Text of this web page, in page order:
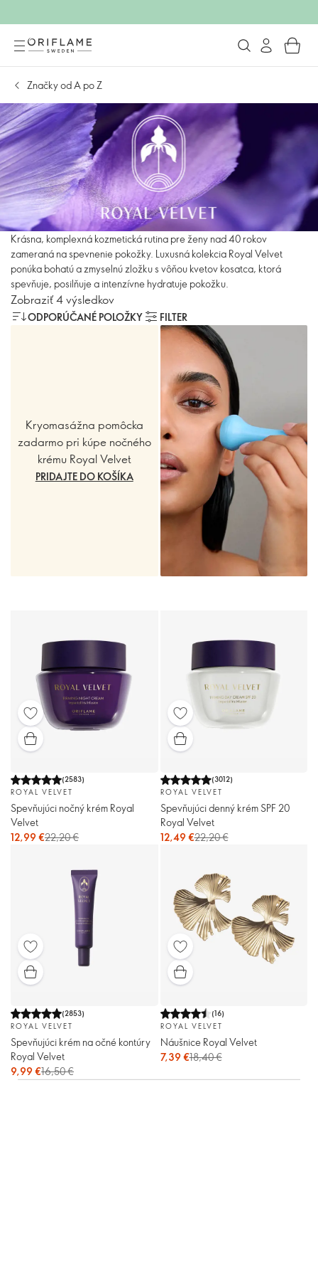
Značky od A po Z
Krásna, komplexná kozmetická rutina pre ženy nad 40 rokov
zameraná na spevnenie pokožky. Luxusná kolekcia Royal Velvet
ponúka bohatú a zmyselnú zložku s vôňou kvetov kosatca, ktorá
spevňuje, posilňuje a intenzívne hydratuje pokožku.
Zobraziť 4 výsledkov
ODPORÚČANÉ POLOŽKY FILTER
Kryomasážna pomôcka
zadarmo pri kúpe nočného
krému Royal Velvet
PRIDAJTE DO KOŠÍKA
(2583)
ROYAL VELVET
Spevňujúci nočný krém Royal
Velvet
12,99 €22,20 €
(3012)
ROYAL VELVET
Spevňujúci denný krém SPF 20
Royal Velvet
12,49 €22,20 €
(2853)
ROYAL VELVET
Spevňujúci krém na očné kontúry
Royal Velvet
9,99 €16,50 €
(16)
ROYAL VELVET
Náušnice Royal Velvet
7,39 €18,40 €